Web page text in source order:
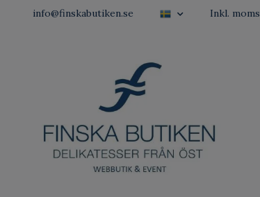
info@finskabutiken.se Inkl. moms